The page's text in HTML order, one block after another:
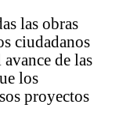
las obras
ciudadanos
de las
los
proyectos